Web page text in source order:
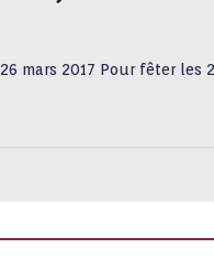
mars 2017 Pour fêter les